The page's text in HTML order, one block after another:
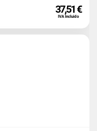
37,51 €
IVA Incluido